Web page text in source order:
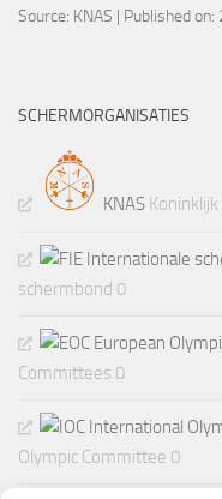
Source: KNAS Published
SCHERMORGANISATIES
KNAS
schermbond 0
Committees 0
Olympic Committee 0